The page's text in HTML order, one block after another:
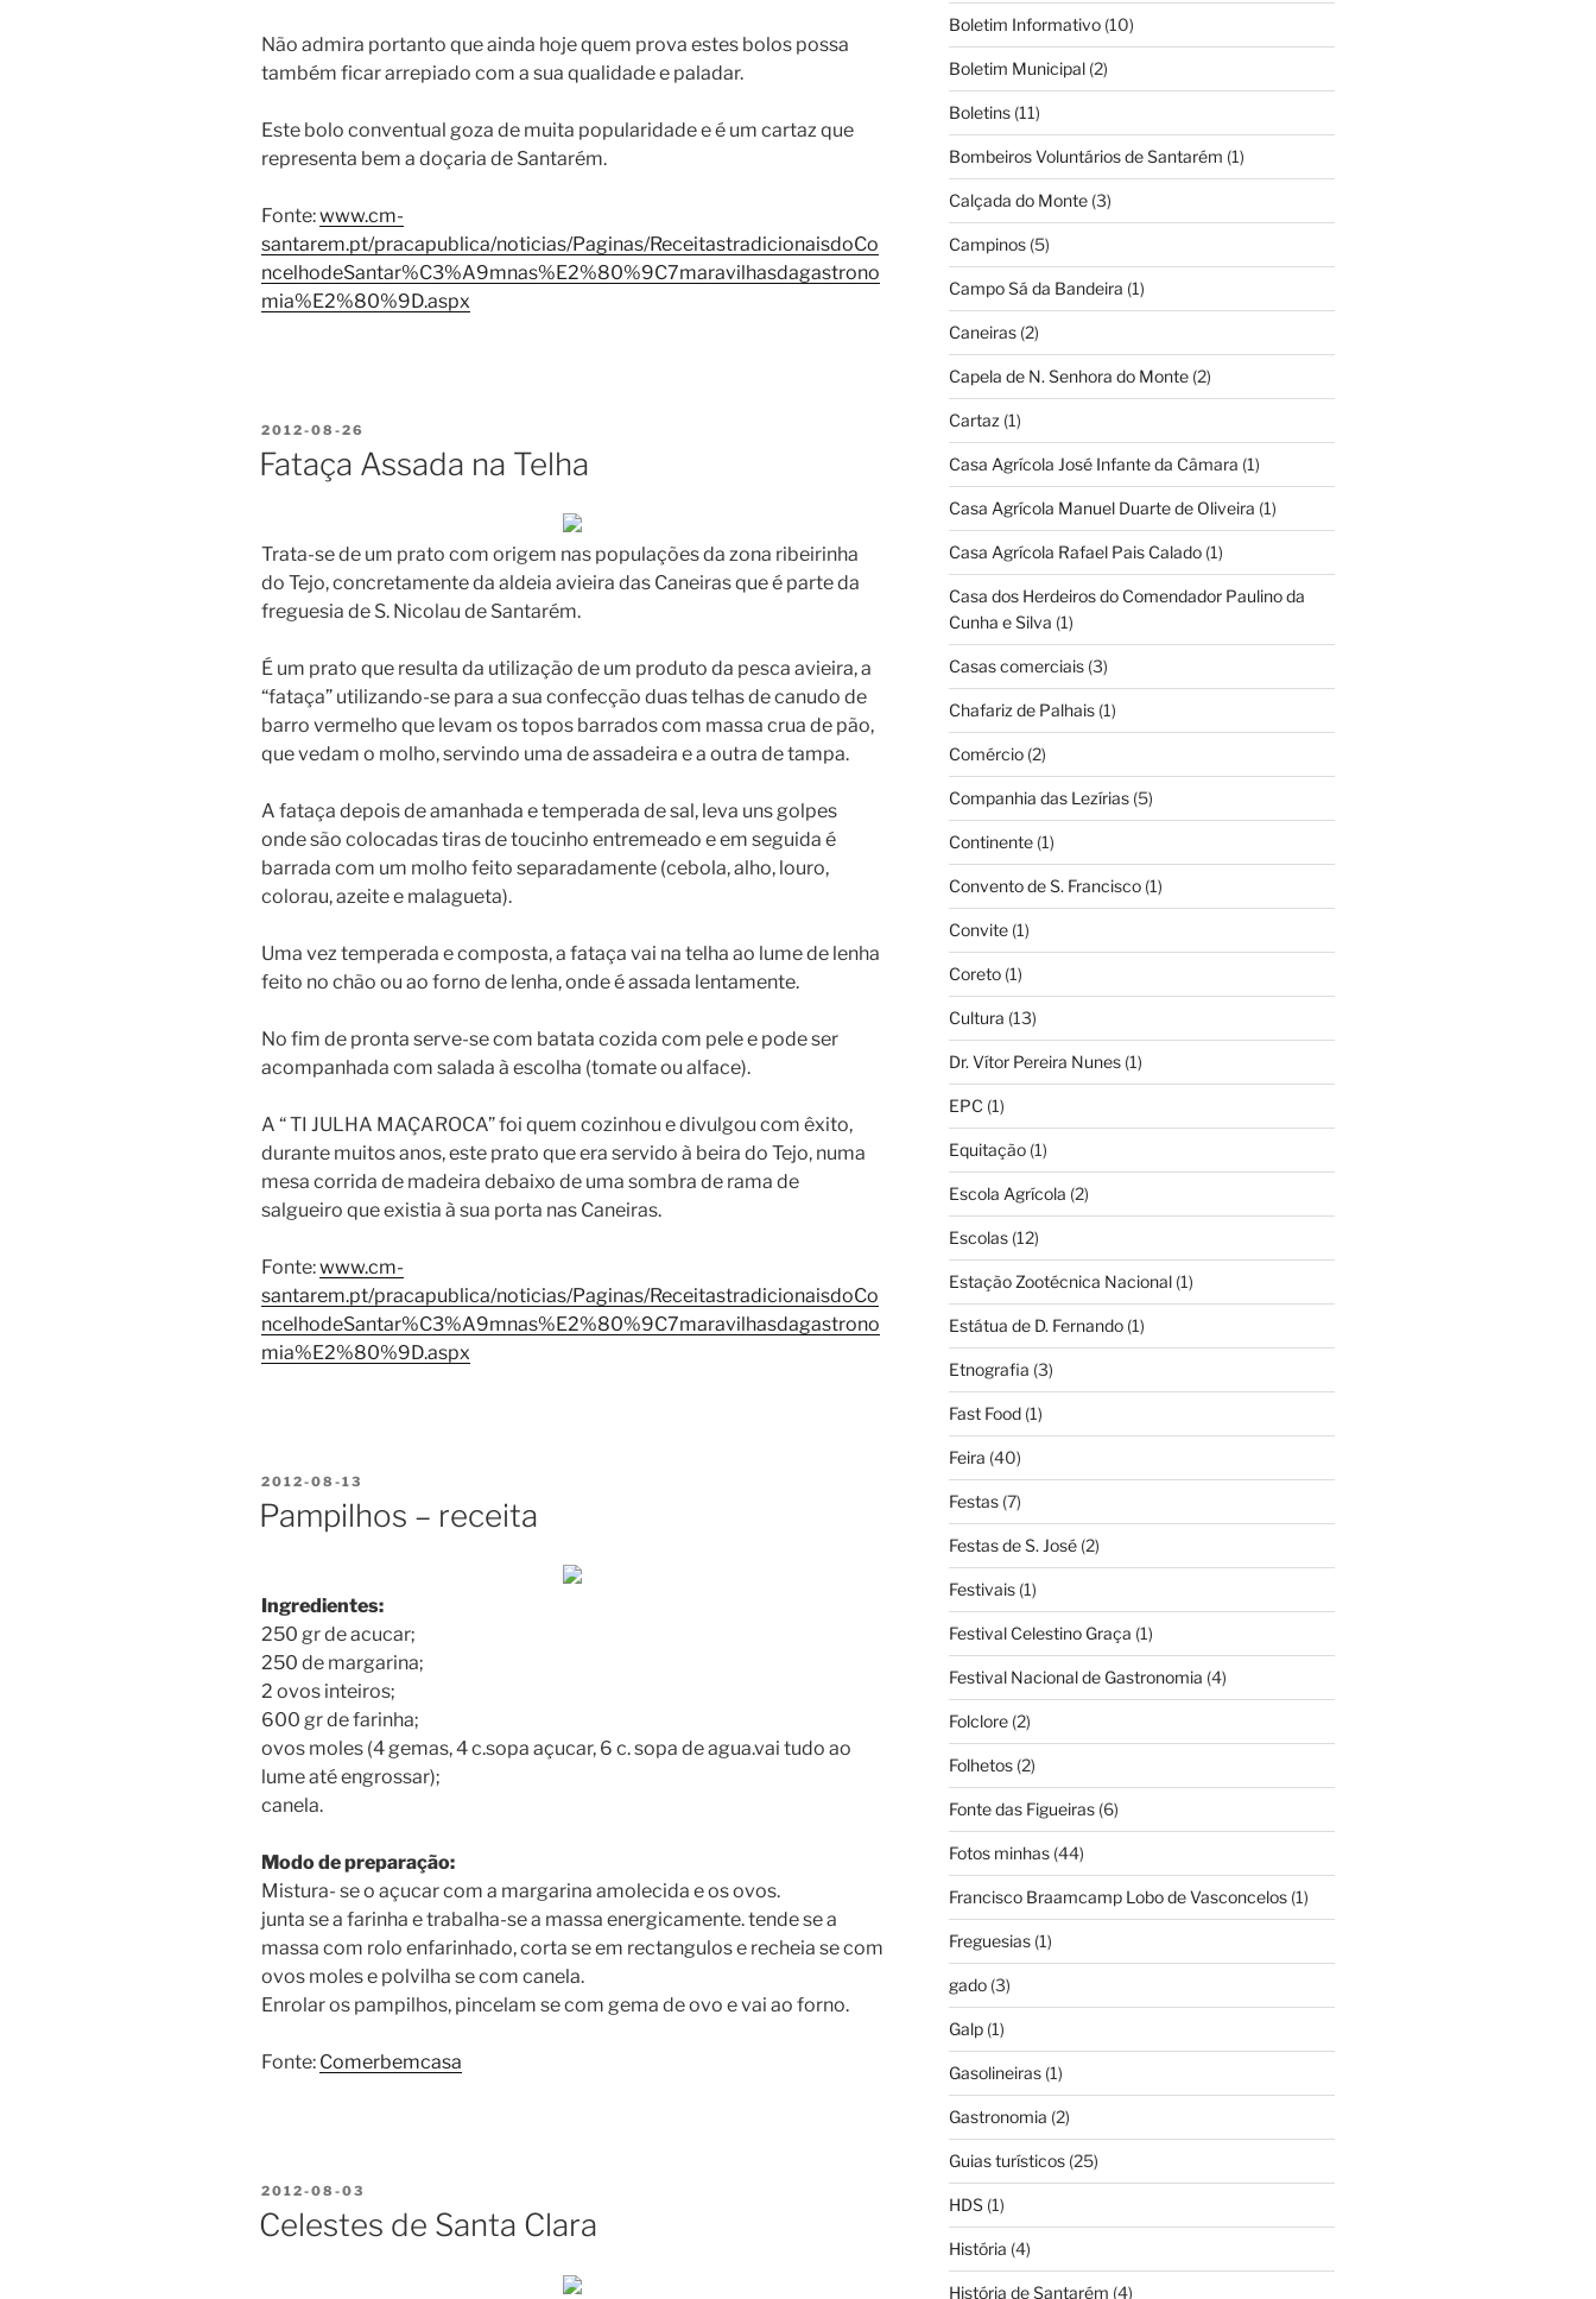
Não admira portanto que ainda hoje quem prova estes bolos possa
também ficar arrepiado com a sua qualidade e paladar.
Este bolo conventual goza de muita popularidade e é um cartaz que
representa bem a doçaria de Santarém.
Fonte:www.cm-
santarem.pt/pracapublica/noticias/Paginas/ReceitastradicionaisdoCo
ncelhodeSantar%C3%A9mnas%E2%80%9C7maravilhasdagastrono
mia%E2%80%9D.aspx
PUBLICADO
2012-08-26
Fataça Assada na Telha
Trata-se de um prato com origem nas populações da zona ribeirinha
do Tejo, concretamente da aldeia avieira das Caneiras que é parte da
freguesia de S. Nicolau de Santarém.
É um prato que resulta da utilização de um produto da pesca avieira, a
“fataça” utilizando-se para a sua confecção duas telhas de canudo de
barro vermelho que levam os topos barrados com massa crua de pão,
que vedam o molho, servindo uma de assadeira e a outra de tampa.
A fataça depois de amanhada e temperada de sal, leva uns golpes
onde são colocadas tiras de toucinho entremeado e em seguida é
barrada com um molho feito separadamente (cebola, alho, louro,
colorau, azeite e malagueta).
Uma vez temperada e composta, a fataça vai na telha ao lume de lenha
feito no chão ou ao forno de lenha, onde é assada lentamente.
No fim de pronta serve-se com batata cozida com pele e pode ser
acompanhada com salada à escolha (tomate ou alface).
A “ TI JULHA MAÇAROCA” foi quem cozinhou e divulgou com êxito,
durante muitos anos, este prato que era servido à beira do Tejo, numa
mesa corrida de madeira debaixo de uma sombra de rama de
salgueiro que existia à sua porta nas Caneiras.
Fonte:www.cm-
santarem.pt/pracapublica/noticias/Paginas/ReceitastradicionaisdoCo
ncelhodeSantar%C3%A9mnas%E2%80%9C7maravilhasdagastrono
mia%E2%80%9D.aspx
PUBLICADO
EM
2012-08-13
Pampilhos – receita
Ingredientes:
250 gr de acucar;
250 de margarina;
2 ovos inteiros;
600 gr de farinha;
ovos moles (4 gemas, 4 c.sopa açucar, 6 c. sopa de agua.vai tudo ao
lume até engrossar);
canela.
Modo de preparação:
Mistura- se o açucar com a margarina amolecida e os ovos.
junta se a farinha e trabalha-se a massa energicamente. tende se a
massa com rolo enfarinhado, corta se em rectangulos e recheia se com
ovos moles e polvilha se com canela.
Enrolar os pampilhos, pincelam se com gema de ovo e vai ao forno.
Fonte: Comerbemcasa
PUBLICADO
EM
2012-08-03
Celestes de Santa Clara
Boletim Informativo(10)
Boletim Municipal(2)
Boletins(11)
Bombeiros Voluntários de Santarém (1)
Calçada do Monte(3)
Campinos(5)
Campo Sá da Bandeira (1)
Caneiras(2)
Capela de N. Senhora do Monte(2)
Cartaz (1)
Casa Agrícola José Infante da Câmara (1)
Casa Agrícola Manuel Duarte de Oliveira (1)
Casa Agrícola Rafael Pais Calado(1)
Casa dos Herdeiros do Comendador Paulino da
Cunha e Silva (1)
Casas comerciais(3)
Chafariz de Palhais(1)
Comércio(2)
Companhia das Lezírias(5)
Continente(1)
Convento de S. Francisco(1)
Convite(1)
Coreto(1)
Cultura (13)
Dr. Vítor Pereira Nunes(1)
EPC (1)
Equitação(1)
Escola Agrícola (2)
Escolas(12)
Estação Zootécnica Nacional(1)
Estátua de D. Fernando(1)
Etnografia (3)
Fast Food(1)
Feira (40)
Festas(7)
Festas de S. José(2)
Festivais(1)
Festival Celestino Graça (1)
Festival Nacional de Gastronomia (4)
Folclore(2)
Folhetos(2)
Fonte das Figueiras(6)
Fotos minhas(44)
Francisco Braamcamp Lobo de Vasconcelos(1)
Freguesias(1)
gado(3)
Galp(1)
Gasolineiras(1)
Gastronomia (2)
Guias turísticos(25)
HDS(1)
História (4)
História de Santarém (4)